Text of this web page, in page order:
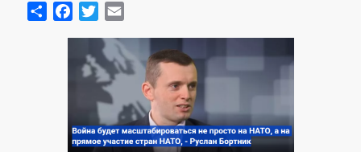
ShareFacebookTwitter